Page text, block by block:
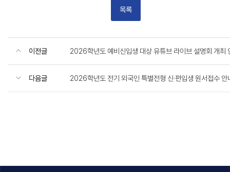
목록
이전글 2026학년도 예비신입생 대상 유튜브 라이브 설명회 개최
다음글 2026학년도 전기 외국인 특별전형 신·편입생 원서접수 안